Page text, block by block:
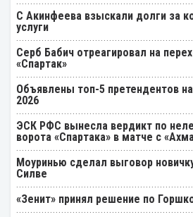
С Акинфеева взыскали долги за
услуги
Серб Бабич отреагировал на
«Спартак»
Объявлены топ-5 претендентов
2026
ЭСК РФС вынесла вердикт по
ворота «Спартака» в матче с
Моуринью сделал выговор
Силве
«Зенит» принял решение по